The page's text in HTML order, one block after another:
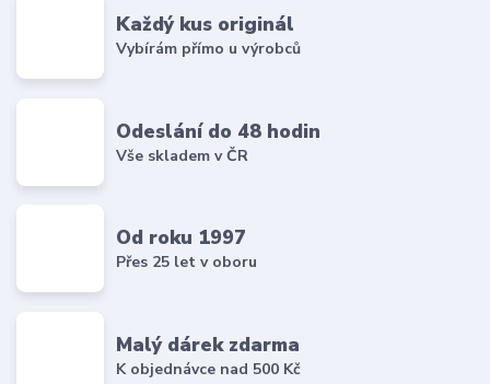
Každý kus originál
Vybírám přímo u výrobců
Odeslání do 48 hodin
Vše skladem v ČR
Od roku 1997
Přes 25 let v oboru
Malý dárek zdarma
K objednávce nad 500 Kč